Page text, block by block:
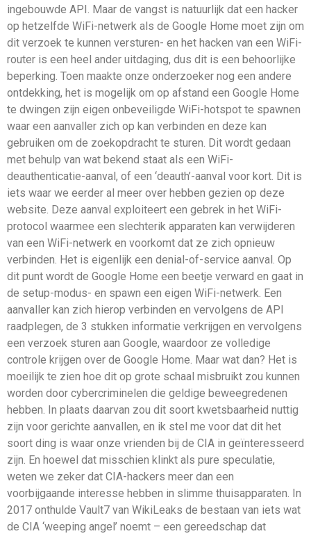
ingebouwde API. Maar de vangst is natuurlijk dat een hacker
op hetzelfde WiFi-netwerk als de Google Home moet zijn om
dit verzoek te kunnen versturen- en het hacken van een WiFi-
router is een heel ander uitdaging, dus dit is een behoorlijke
beperking. Toen maakte onze onderzoeker nog een andere
ontdekking, het is mogelijk om op afstand een Google Home
te dwingen zijn eigen onbeveiligde WiFi-hotspot te spawnen
waar een aanvaller zich op kan verbinden en deze kan
gebruiken om de zoekopdracht te sturen. Dit wordt gedaan
met behulp van wat bekend staat als een WiFi-
deauthenticatie-aanval, of een ‘deauth’-aanval voor kort. Dit is
iets waar we eerder al meer over hebben gezien op deze
website. Deze aanval exploiteert een gebrek in het WiFi-
protocol waarmee een slechterik apparaten kan verwijderen
van een WiFi-netwerk en voorkomt dat ze zich opnieuw
verbinden. Het is eigenlijk een denial-of-service aanval. Op
dit punt wordt de Google Home een beetje verward en gaat in
de setup-modus- en spawn een eigen WiFi-netwerk. Een
aanvaller kan zich hierop verbinden en vervolgens de API
raadplegen, de 3 stukken informatie verkrijgen en vervolgens
een verzoek sturen aan Google, waardoor ze volledige
controle krijgen over de Google Home. Maar wat dan? Het is
moeilijk te zien hoe dit op grote schaal misbruikt zou kunnen
worden door cybercriminelen die geldige beweegredenen
hebben. In plaats daarvan zou dit soort kwetsbaarheid nuttig
zijn voor gerichte aanvallen, en ik stel me voor dat dit het
soort ding is waar onze vrienden bij de CIA in geïnteresseerd
zijn. En hoewel dat misschien klinkt als pure speculatie,
weten we zeker dat CIA-hackers meer dan een
voorbijgaande interesse hebben in slimme thuisapparaten. In
2017 onthulde Vault7 van WikiLeaks de bestaan van iets wat
de CIA ‘weeping angel’ noemt – een gereedschap dat